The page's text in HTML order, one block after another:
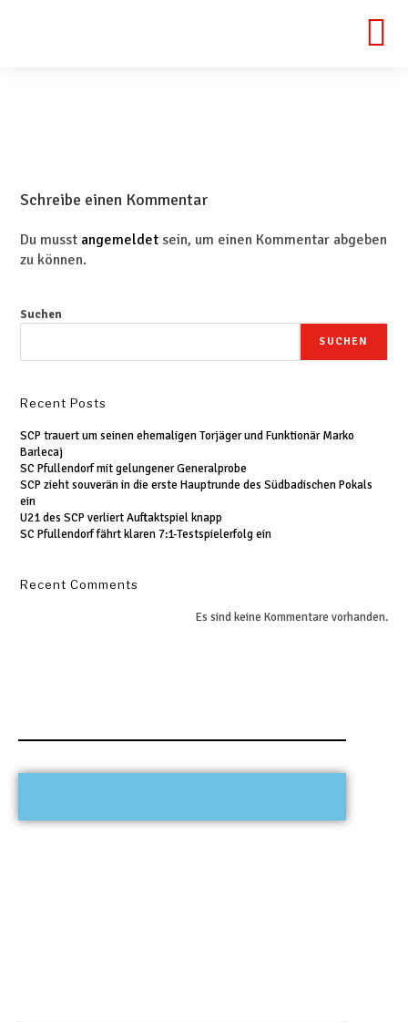
Schreibe einen Kommentar
Du musst angemeldet sein, um einen Kommentar abgeben
zu können.
Suchen
SUCHEN
Recent Posts
SCP trauert um seinen ehemaligen Torjäger und Funktionär Marko
Barlecaj
SC Pfullendorf mit gelungener Generalprobe
SCP zieht souverän in die erste Hauptrunde des Südbadischen Pokals
ein
U21 des SCP verliert Auftaktspiel knapp
SC Pfullendorf fährt klaren 7:1-Testspielerfolg ein
Recent Comments
Es sind keine Kommentare vorhanden.